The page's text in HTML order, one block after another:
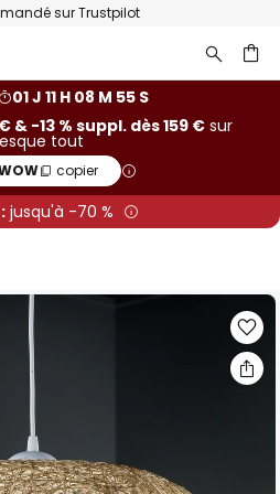
sur Trustpilot
01 J 11 H 08 M 54 S
& -13 % suppl. dès 159 €sur
tout
copier
jusqu'à -70 %